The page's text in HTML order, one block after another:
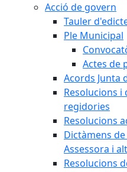
Acció de govern
Tauler
Ple Municipal
Actes de
Acords Junta
Resolucions i
regidories
Resolucions
Dictàmens
Assessora i
Resolucions